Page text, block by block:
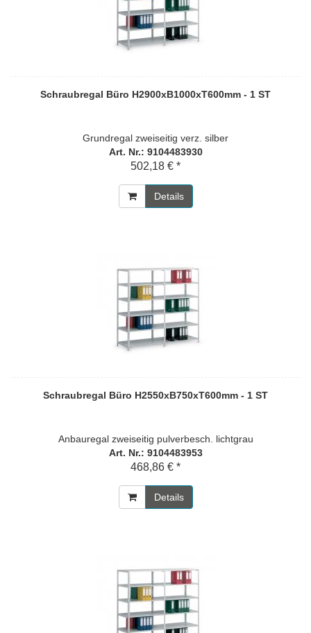
Schraubregal Büro H2900xB1000xT600mm - 1 ST
Grundregal zweiseitig verz. silber
Art. Nr.: 9104483930
502,18 € *
Details
Schraubregal Büro H2550xB750xT600mm - 1 ST
Anbauregal zweiseitig pulverbesch. lichtgrau
Art. Nr.: 9104483953
468,86 € *
Details